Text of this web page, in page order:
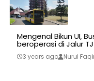
Mengenal Bikun UI,
beroperasi di Jalur TJ
3 years ago Nurul